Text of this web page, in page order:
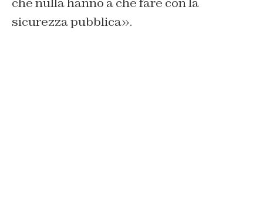
sicurezza pubblica».